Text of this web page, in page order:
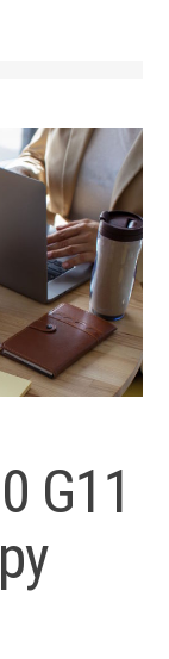
G11